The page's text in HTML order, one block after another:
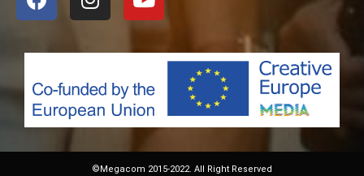
©Megacom 2015-2022. All Right Reserved